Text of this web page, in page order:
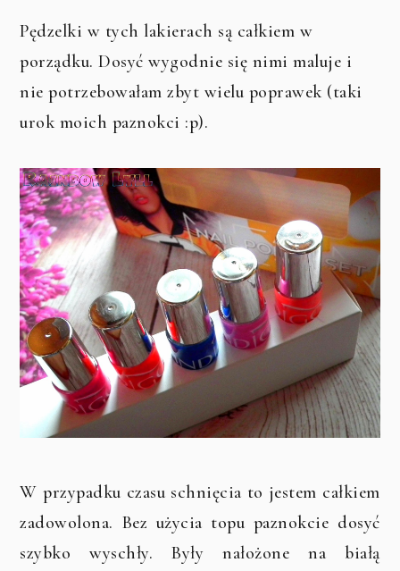
Pędzelki w tych lakierach są całkiem w
porządku. Dosyć wygodnie się nimi maluje i
nie potrzebowałam zbyt wielu poprawek (taki
urok moich paznokci :p).
W przypadku czasu schnięcia to jestem całkiem
zadowolona. Bez użycia topu paznokcie dosyć
szybko wyschły. Były nałożone na białą